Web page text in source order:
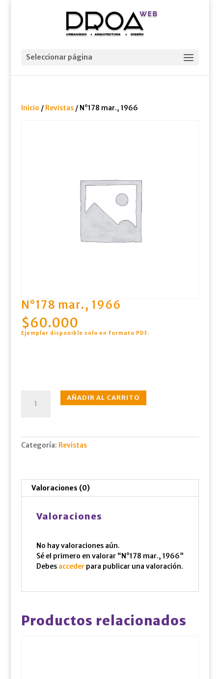
Seleccionar página
Inicio / Revistas/ N°178 mar., 1966
N°178 mar., 1966
$60.000
Ejemplar disponible solo en formato PDF.
mar.,
AÑADIR AL CARRITO
Categoría: Revistas
Valoraciones (0)
Valoraciones
No hay valoraciones aún.
Sé el primero en valorar “N°178 mar., 1966”
Debes accederpara publicar una valoración.
Productos relacionados